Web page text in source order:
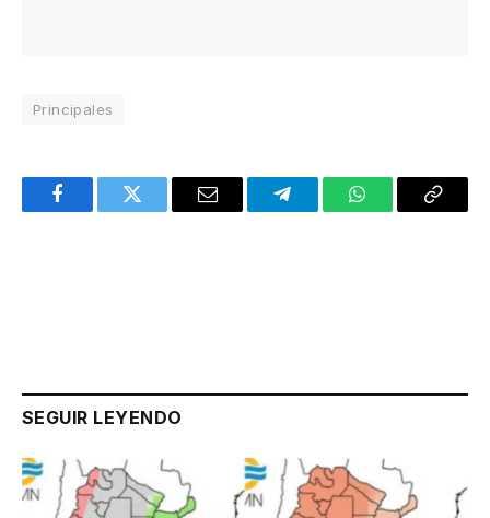
Principales
FacebookTwitter Email TelegramWhatsAppCopy
SEGUIR LEYENDO